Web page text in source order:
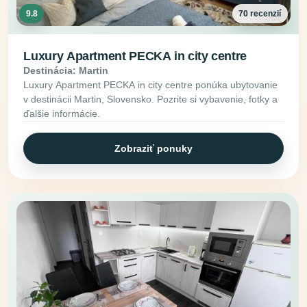
9.8 70 recenzií
Luxury Apartment PECKA in city centre
Destinácia: Martin
Luxury Apartment PECKA in city centre ponúka ubytovanie
v destinácii Martin, Slovensko. Pozrite si vybavenie, fotky a
ďalšie informácie.
Zobraziť ponuky